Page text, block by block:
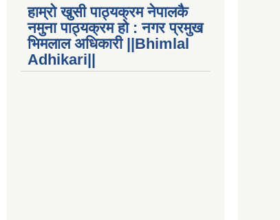
हाम्रो खुसी पाठ्यक्रम नेपालकै
नमुना पाठ्यक्रम हो : नगर प्रमुख
भिमलाल अधिकारी ||Bhimlal
Adhikari||